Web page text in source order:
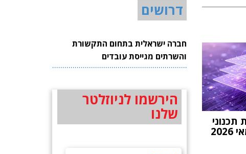
תכנוני
דרושים
חברה ישראלית בתחום התקשורת
והשרתים מגייסת עובדים
הירשמו לניוזלטר
שלנו